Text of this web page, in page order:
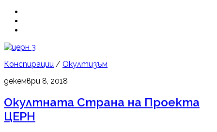
3
Конспирации / Окултизъм
декември 8, 2018
Окултната Страна на Проекта
ЦЕРН